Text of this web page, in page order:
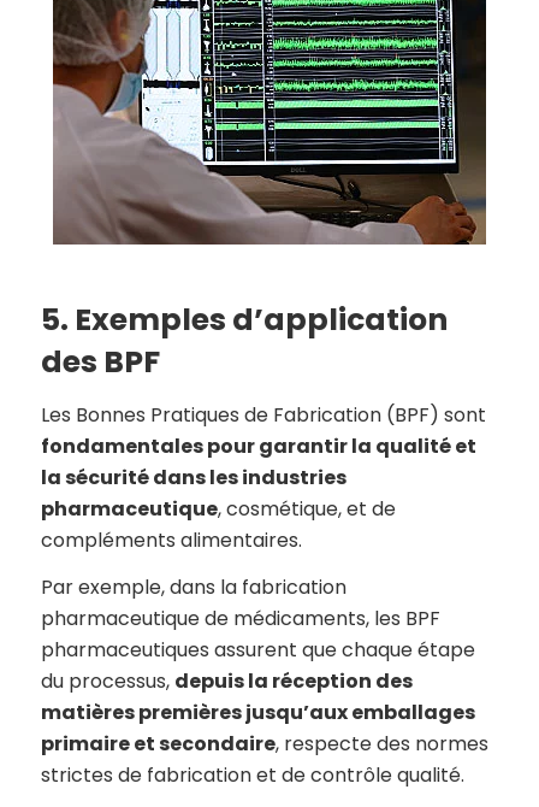
5. Exemples d’application
des BPF
Les Bonnes Pratiques de Fabrication (BPF) sont
fondamentales pour garantir la qualité et
la sécurité dans les industries
pharmaceutique, cosmétique, et de
compléments alimentaires.
Par exemple, dans la fabrication
pharmaceutique de médicaments, les BPF
pharmaceutiques assurent que chaque étape
du processus, depuis la réception des
matières premières jusqu’aux emballages
primaire et secondaire, respecte des normes
strictes de fabrication et de contrôle qualité.